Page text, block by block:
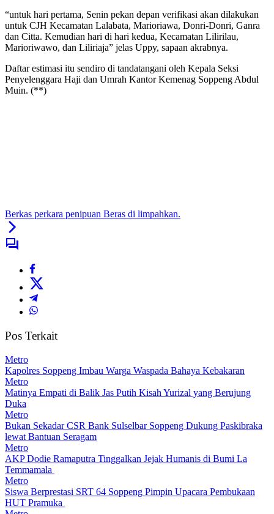
“untuk hari pertama, Senin pekan depan verifikasi akan dilakukan
untuk CJH Kecamatan Lalabata, Marioriawa, Donri-Donri, Ganra
dan Citta. Kemudian hari di hari kedua, Kecamatan Lilirilau,
Marioriwawo, dan Liliriaja” jelas Uppy, sapaan akrabnya.
Daftar estimasi itu sendiro di tandatangani oleh Kepala Seksi
Penyelenggara Haji dan Umrah Kantor Kemenag Soppeng Abdul
Muin. (**)
Berkas perkara penipuan Beras di limpahkan.
Pos Terkait
Metro
Kapolres Soppeng Imbau Warga Waspada Bahaya Kebakaran
Metro
Matinya Empati di Balik Jas Putih Kisah Yurizal yang Berujung
Duka
Metro
Bukan Sekadar CSR Bank Sulselbar Soppeng Dukung Paskibraka
lewat Bantuan Seragam
Metro
AKP Dodie Ramaputra Tinggalkan Jejak Humanis di Bumi La
Temmamala
Metro
Siswa Berprestasi SRT 64 Soppeng Pimpin Upacara Pembukaan
HUT Pramuka